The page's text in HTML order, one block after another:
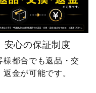
安心の保証制度
様都合でも返品・交
返金が可能です。